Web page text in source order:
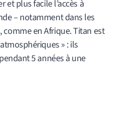
et plus facile l’accès à
– notamment dans les
en Afrique. Titan est
» : ils
5 années à une